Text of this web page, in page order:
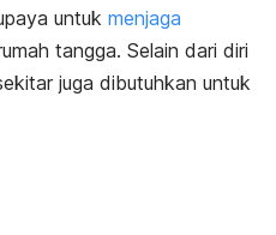
untuk menjaga
tangga. Selain dari diri
juga dibutuhkan untuk